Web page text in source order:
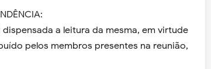
dispensada a leitura da mesma, em virtude
pelos membros presentes na reunião,